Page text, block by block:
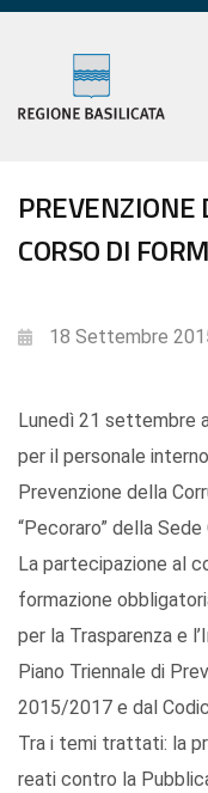
PREVENZIONE
CORSO DI
18 Settembre
Lunedì 21 settembre
per il personale
Prevenzione della
“Pecoraro” della
La partecipazione al
formazione
per la Trasparenza e
Piano Triennale di
2015/2017 e dal
Tra i temi trattati: la
reati contro la